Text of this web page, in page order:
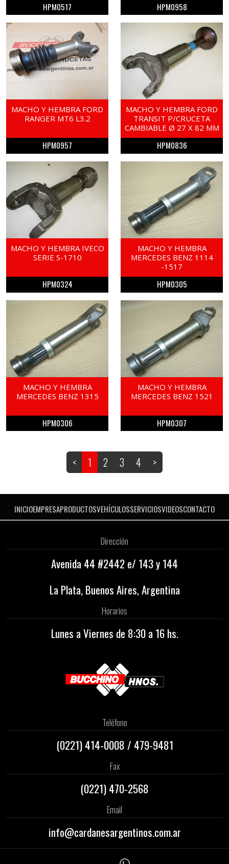
HPM0517 HPM0958
MACHO Y HEMBRA FORD
RANGER MT6 L3.2
HPM0957
MACHO Y HEMBRA FORD
TRANSIT P/CRUCETA
CAMBIABLE Ø 27 X 82 MM
HPM0836
MACHO Y HEMBRA IVECO
SERIE S-1710
HPM0324
MACHO Y HEMBRA
MERCEDES BENZ 1114
-1517
HPM0305
MACHO Y HEMBRA
MERCEDES BENZ 1315
HPM0306
MACHO Y HEMBRA
MERCEDES BENZ 1521
HPM0307
< 1 2 3 4 >
INICIOEMPRESAPRODUCTOSVEHÍCULOSSERVICIOSVIDEOSCONTACTO
Dirección
Avenida 44 #2442 e/ 143 y 144
La Plata, Buenos Aires, Argentina
Horarios
Lunes a Viernes de 8:30 a 16 hs.
Teléfono
(0221)414-0008 / 479-9481
Fax
(0221) 470-2568
Email
info@cardanesargentinos.com.ar